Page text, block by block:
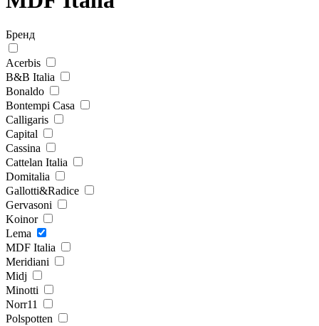
Бренд
Acerbis
B&B Italia
Bonaldo
Bontempi Casa
Calligaris
Capital
Cassina
Cattelan Italia
Domitalia
Gallotti&Radice
Gervasoni
Koinor
Lema
MDF Italia
Meridiani
Midj
Minotti
Norr11
Polspotten